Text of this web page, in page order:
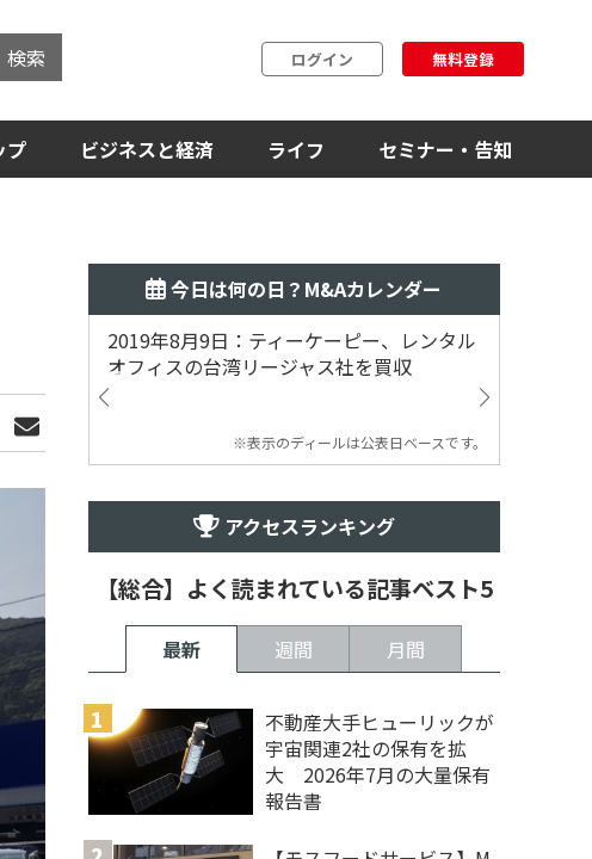
検索 ログイン 無料登録
プ ビジネスと経済 ライフ セミナー・告知
今日は何の日？M&Aカレンダー
2019年8月9日：ティーケーピー、レンタル
オフィスの台湾リージャス社を買収
※表示のディールは公表日ベースです。
アクセスランキング
【総合】よく読まれている記事ベスト5
最新 週間 月間
不動産大手ヒューリックが
宇宙関連2社の保有を拡
大 2026年7月の大量保有
報告書